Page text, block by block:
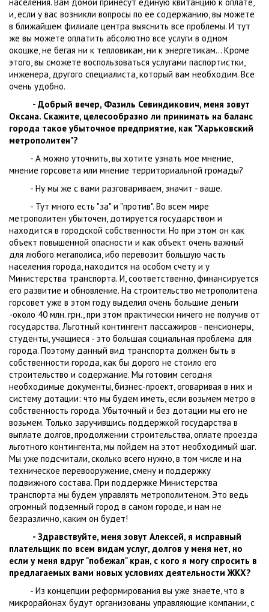
и, если у вас возникли вопросы по ее содержанию, вы можете
в ближайшем филиале центра выяснить все проблемы. И тут
же вы можете оплатить абсолютно все услуги в одном
окошке, не бегая ни к тепловикам, ни к энергетикам... Кроме
этого, вы сможете воспользоваться услугами паспортистки,
инженера, другого специалиста, который вам необходим. Все
очень удобно.
- Добрый вечер, Фазиль Севиндикович, меня зовут
Оксана. Скажите, целесообразно ли принимать на баланс
города такое убыточное предприятие, как "Харьковский
метрополитен"?
- А можно уточнить, вы хотите узнать мое мнение,
мнение горсовета или мнение территориальной громады?
- Ну мы же с вами разговариваем, значит - ваше.
- Тут много есть "за" и "против". Во всем мире
метрополитен убыточен, дотируется государством и
находится в городской собственности. Но при этом он как
объект повышенной опасности и как объект очень важный
для любого мегаполиса, ибо перевозит большую часть
населения города, находится на особом счету и у
Министерства транспорта. И, соответственно, финансируется
его развитие и обновление. На строительство метрополитена
горсовет уже в этом году выделил очень большие деньги
-около 40 млн. грн., при этом практически ничего не получив от
государства. Льготный контингент пассажиров - пенсионеры,
студенты, учащиеся - это большая социальная проблема для
города. Поэтому данный вид транспорта должен быть в
собственности города, как бы дорого не стоило его
строительство и содержание. Мы готовим сегодня
необходимые документы, бизнес-проект, оговаривая в них и
систему дотации: что мы будем иметь, если возьмем метро в
собственность города. Убыточный и без дотации мы его не
возьмем. Только заручившись поддержкой государства в
выплате долгов, продолжении строительства, оплате проезда
льготного контингента, мы пойдем на этот необходимый шаг.
Мы уже подсчитали, сколько всего нужно, в том числе и на
техническое перевооружение, смену и поддержку
подвижного состава. При поддержке Министерства
транспорта мы будем управлять метрополитеном. Это ведь
огромный подземный город в самом городе, и нам не
безразлично, каким он будет!
- Здравствуйте, меня зовут Алексей, я исправный
плательщик по всем видам услуг, долгов у меня нет, но
если у меня вдруг "побежал" кран, с кого я могу спросить в
предлагаемых вами новых условиях деятельности ЖКХ?
- Из концепции реформирования вы уже знаете, что в
микрорайонах будут организованы управляющие компании, с